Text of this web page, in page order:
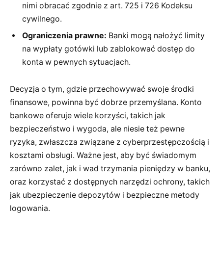
nimi obracać zgodnie z art. 725 i 726 Kodeksu
cywilnego.
Ograniczenia prawne: Banki mogą nałożyć limity
na wypłaty gotówki lub zablokować dostęp do
konta w pewnych sytuacjach.
Decyzja o tym, gdzie przechowywać swoje środki
finansowe, powinna być dobrze przemyślana. Konto
bankowe oferuje wiele korzyści, takich jak
bezpieczeństwo i wygoda, ale niesie też pewne
ryzyka, zwłaszcza związane z cyberprzestępczością i
kosztami obsługi. Ważne jest, aby być świadomym
zarówno zalet, jak i wad trzymania pieniędzy w banku,
oraz korzystać z dostępnych narzędzi ochrony, takich
jak ubezpieczenie depozytów i bezpieczne metody
logowania.